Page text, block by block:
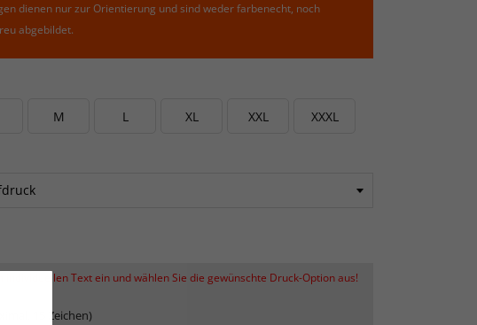
dienen nur zur Orientierung und sind weder farbenecht, noch
abgebildet.
M L XL XXL XXXL
individuellen Text ein und wählen Sie die gewünschte Druck-Option aus!
15 Zeichen)